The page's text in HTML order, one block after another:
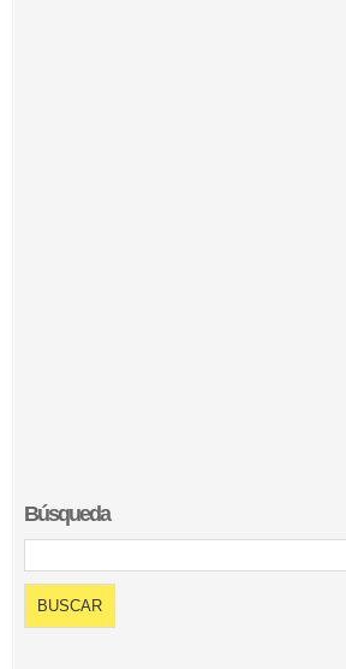
Búsqueda